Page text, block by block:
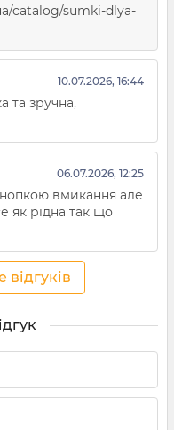
catalog/sumki-dlya-
10.07.2026, 16:44
та зручна,
06.07.2026, 12:25
вмикання але
як рідна так що
відгуків